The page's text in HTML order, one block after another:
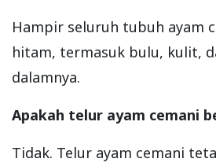
Hampir seluruh tubuh ayam
hitam, termasuk bulu, kulit,
dalamnya.
Apakah telur ayam cemani
Tidak. Telur ayam cemani